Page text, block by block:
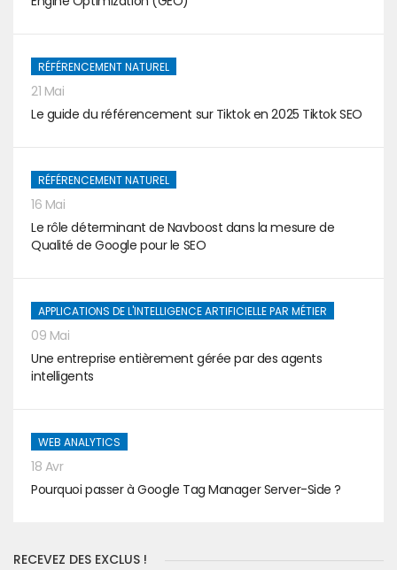
RÉFÉRENCEMENT NATUREL
21 Mai
Le guide du référencement sur Tiktok en 2025 Tiktok SEO
RÉFÉRENCEMENT NATUREL
16 Mai
Le rôle déterminant de Navboost dans la mesure de
Qualité de Google pour le SEO
APPLICATIONS DE L'INTELLIGENCE ARTIFICIELLE PAR MÉTIER
09 Mai
Une entreprise entièrement gérée par des agents
intelligents
WEB ANALYTICS
18 Avr
Pourquoi passer à Google Tag Manager Server-Side ?
RECEVEZ DES EXCLUS !